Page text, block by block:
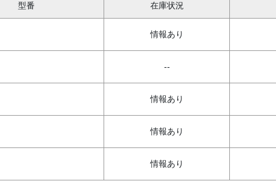
型番 在庫状況
情報あり
--
情報あり
情報あり
情報あり